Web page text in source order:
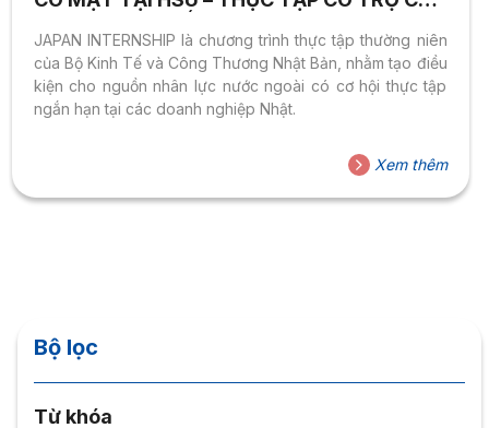
BẢN
JAPAN INTERNSHIP là chương trình thực tập thường niên
của Bộ Kinh Tế và Công Thương Nhật Bản, nhằm tạo điều
kiện cho nguồn nhân lực nước ngoài có cơ hội thực tập
ngắn hạn tại các doanh nghiệp Nhật.
Xem thêm
Bộ lọc
Từ khóa